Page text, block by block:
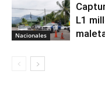
Nacionales
L1